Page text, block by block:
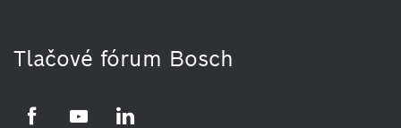
Tlačové fórum Bosch